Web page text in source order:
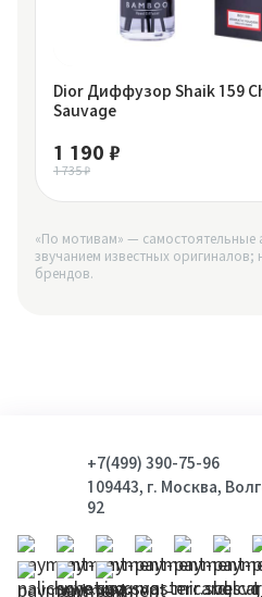
Dior Диффузор Shaik 159
Sauvage
1 190 ₽
1 735 ₽
«По мотивам» —
звучанием известных оригиналов;
брендов.
+7(499) 390-75-96
109443, г. Москва,
92